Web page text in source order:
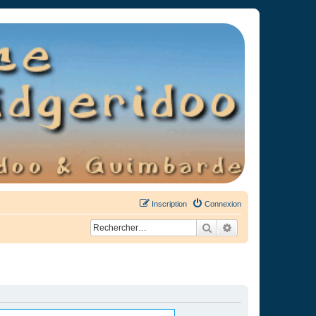
Connexion
Inscription
Rechercher